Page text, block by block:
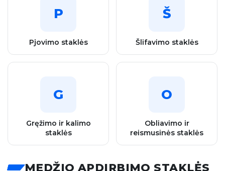
P
Pjovimo staklės
Š
Šlifavimo staklės
G
Gręžimo ir kalimo
staklės
O
Obliavimo ir
reismusinės staklės
MEDŽIO APDIRBIMO STAKLĖS